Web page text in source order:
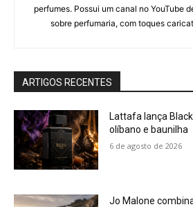
perfumes. Possui um canal no YouTube
sobre perfumaria, com toques
ARTIGOS RECENTES
Lattafa lança
olíbano e baunilha
6 de agosto de 2026
Jo Malone